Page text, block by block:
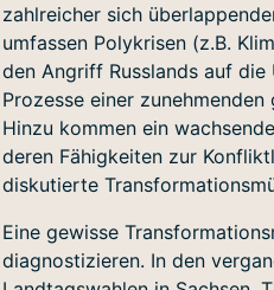
zahlreicher sich
umfassen Polykrisen (z.B.
den Angriff Russlands auf
Prozesse einer
Hinzu kommen ein
deren Fähigkeiten zur
diskutierte
Eine gewisse
diagnostizieren. In den